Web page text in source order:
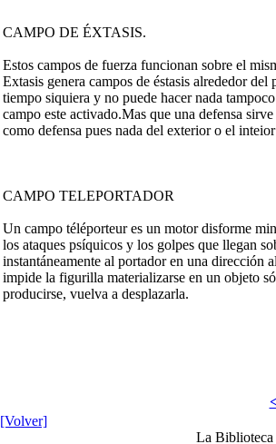
CAMPO DE ÉXTASIS.
Estos campos de fuerza funcionan sobre el
Extasis genera campos de éstasis alrededor
tiempo siquiera y no puede hacer nada
campo este activado.Mas que una defensa
como defensa pues nada del exterior o el
CAMPO TELEPORTADOR
Un campo téléporteur es un motor disforme
los ataques psíquicos y los golpes que llegan
instantáneamente al portador en una dirección
impide la figurilla materializarse en un objeto
producirse, vuelva a desplazarla.
[Volver]
La